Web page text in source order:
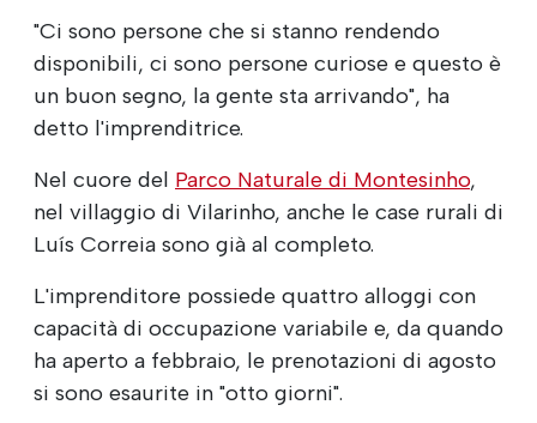
"Ci sono persone che si stanno rendendo
disponibili, ci sono persone curiose e questo è
un buon segno, la gente sta arrivando", ha
detto l'imprenditrice.
Nel cuore del Parco Naturale di Montesinho,
nel villaggio di Vilarinho, anche le case rurali di
Luís Correia sono già al completo.
L'imprenditore possiede quattro alloggi con
capacità di occupazione variabile e, da quando
ha aperto a febbraio, le prenotazioni di agosto
si sono esaurite in "otto giorni".